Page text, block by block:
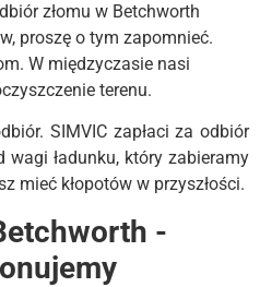
złomu w Betchworth
proszę o tym zapomnieć.
W międzyczasie nasi
terenu.
SIMVIC zapłaci za odbiór
wagi ładunku, który zabieramy
mieć kłopotów w przyszłości.
-